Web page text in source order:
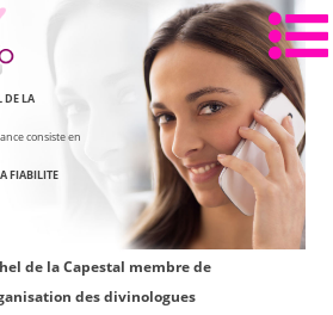
DE LA
consiste en
FIABILITE
de la Capestal membre de
des divinologues